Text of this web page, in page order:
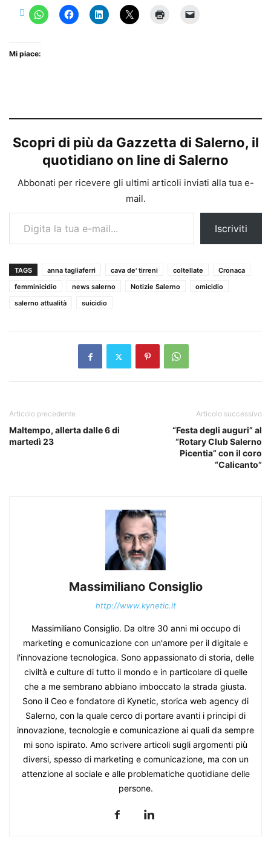
Mi piace:
Scopri di più da Gazzetta di Salerno, il
quotidiano on line di Salerno
Abbonati per ricevere gli ultimi articoli inviati alla tua e-
mail.
Digita la tua e-mail...
Iscriviti
TAGS anna tagliaferri cava de' tirreni coltellate
Cronaca
femminicidio
news salerno Notizie Salerno
omicidio
salerno attualità
suicidio
Articolo precedente
Maltempo, allerta dalle 6 di
martedì 23
Articolo successivo
“Festa degli auguri” al
“Rotary Club Salerno
Picentia” con il coro
“Calicanto”
Massimiliano Consiglio
http://www.kynetic.it
Massimiliano Consiglio. Da oltre 30 anni mi occupo di
marketing e comunicazione con un'amore per il digitale e
l'innovazione tecnologica. Sono appassionato di storia, delle
civiltà e culture di tutto il mondo e in particolare di quelle
che a me sembrano abbiano imboccato la strada giusta.
Sono il Ceo e fondatore di Kynetic, storica web agency di
Salerno, con la quale cerco di portare avanti i principi di
innovazione, tecnologie e comunicazione ai quali da sempre
mi sono ispirato. Amo scrivere articoli sugli argomenti più
diversi, spesso di marketing e comunicazione, ma con un
attenzione al sociale e alle problematiche quotidiane delle
persone.